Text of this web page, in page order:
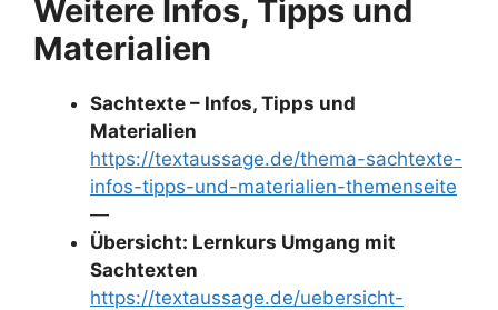
Weitere Infos, Tipps und
Materialien
Sachtexte – Infos, Tipps und
Materialien
https://textaussage.de/thema-sachtexte-
infos-tipps-und-materialien-themenseite
—
Übersicht: Lernkurs Umgang mit
Sachtexten
https://textaussage.de/uebersicht-